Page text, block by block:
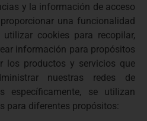
y la información de acceso
una funcionalidad
utilizar cookies para recopilar,
información para propósitos
los productos y servicios que
nuestras redes de
específicamente, se utilizan
para diferentes propósitos: